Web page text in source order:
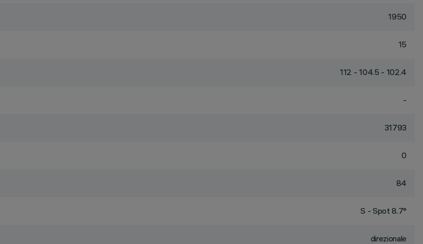
1950
15
112 - 104.5 - 102.4
-
31793
0
84
S - Spot 8.7°
direzionale